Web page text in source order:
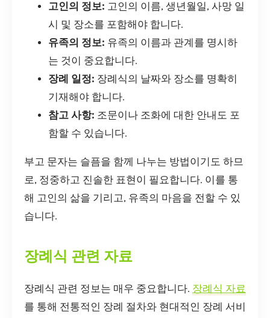
고인의 정보: 고인의 이름, 생년월일, 사망 일
시 및 장소를 포함해야 합니다.
유족의 정보: 유족의 이름과 관계를 명시하
는 것이 중요합니다.
장례 일정: 장례식의 날짜와 장소를 명확히
기재해야 합니다.
참고 사항: 조문이나 조화에 대한 안내도 포
함할 수 있습니다.
부고 문자는 슬픔을 함께 나누는 방법이기도 하므
로, 정중하고 진솔한 표현이 필요합니다. 이를 통
해 고인의 삶을 기리고, 유족의 마음을 전할 수 있
습니다.
장례식 관련 자료
장례식 관련 정보는 매우 중요합니다. 장례식 자료
를 통해 전통적인 장례 절차와 현대적인 장례 서비